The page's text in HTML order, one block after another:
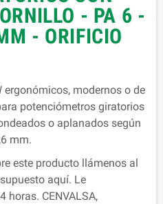
- PA 6 -
- ORIFICIO
ergonómicos, modernos o de
potenciómetros giratorios
o aplanados según
mm.
este producto llámenos al
aquí. Le
horas. CENVALSA,